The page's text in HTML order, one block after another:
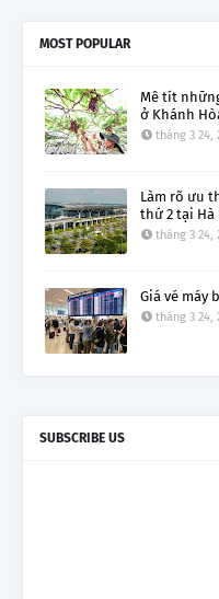
MOST POPULAR
Mê tít
ở Khánh
tháng 3 24,
Làm rõ ưu
thứ 2 tại Hà
tháng 3 24,
Giá vé máy
tháng 3 24,
SUBSCRIBE US